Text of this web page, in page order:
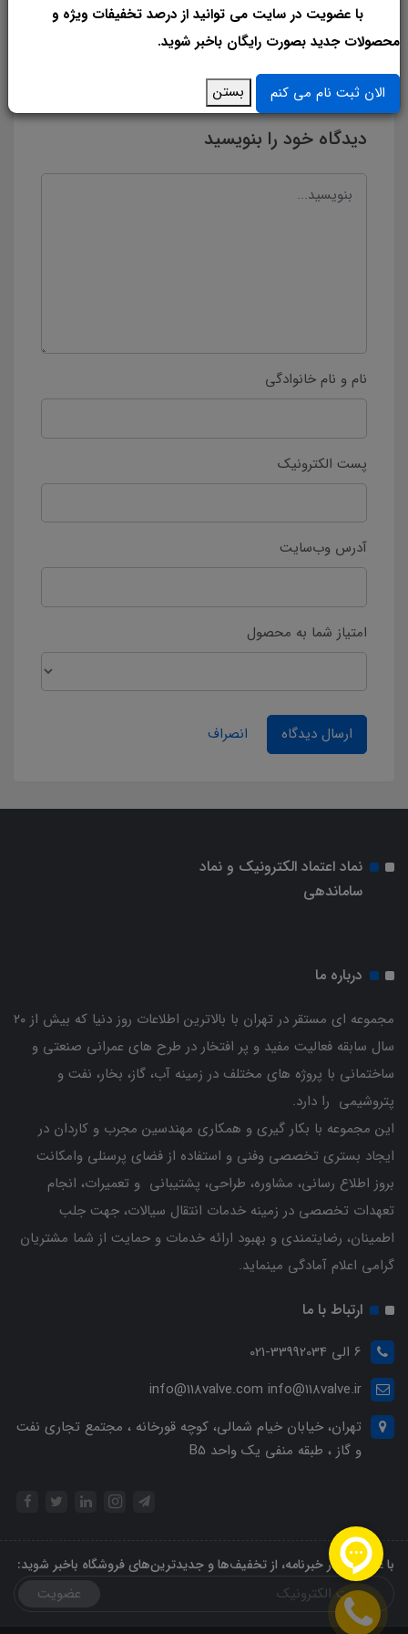
دیدگاه‌ها
دیدگاه خود را بنویسید
نام و نام خانوادگی
پست الکترونیک
آدرس وب‌سایت
امتیاز شما به محصول
ارسال دیدگاه انصراف
با عضویت در سایت می توانید از درصد تخفیفات ویژه و
محصولات جدید بصورت رایگان باخبر شوید.
الان ثبت نام می کنم بستن
نماد اعتماد الکترونیک و نماد
ساماندهی
درباره ما
مجموعه ای مستقر در تهران با بالاترین اطلاعات روز دنیا که بیش از ۲۰
سال سابقه فعالیت مفید و پر افتخار در طرح های عمرانی صنعتی و
ساختمانی با پروژه های مختلف در زمینه آب، گاز، بخار، نفت و
پتروشیمی را دارد.
این مجموعه با بکار گیری و همکاری مهندسین مجرب و کاردان ‌در
ایجاد بستری تخصصی وفنی و استفاده از فضای پرسنلی وامکانت
بروز اطلاع رسانی، مشاوره، طراحی، پشتیبانی و تعمیرات، انجام
تعهدات تخصصی در زمینه خدمات انتقال سیالات، جهت جلب
اطمینان، رضایتمندی و بهبود ارائه خدمات و حمایت از شما مشتریان
گرامی اعلام آمادگی مینماید.
ارتباط با ما
6 الی 33992034-021
info@118valve.com info@118valve.ir
تهران، خیابان خیام شمالی، کوچه قورخانه ، مجتمع تجاری نفت
و گاز ، طبقه منفی یک واحد B5
با عضویت در خبرنامه، از تخفیف‌ها و جدیدترین‌های فروشگاه باخبر شوید:
عضویت